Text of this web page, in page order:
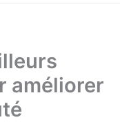
améliorer